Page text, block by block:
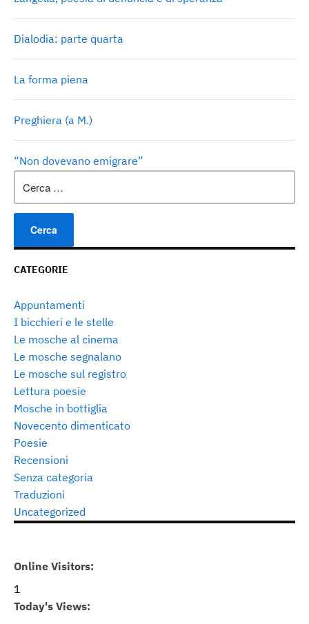
Dialodia: parte quarta
La forma piena
Preghiera (a M.)
“Non dovevano emigrare”
per:
CATEGORIE
Appuntamenti
I bicchieri e le stelle
Le mosche al cinema
Le mosche segnalano
Le mosche sul registro
Lettura poesie
Mosche in bottiglia
Novecento dimenticato
Poesie
Recensioni
Senza categoria
Traduzioni
Uncategorized
Online Visitors:
1
Today's Views: